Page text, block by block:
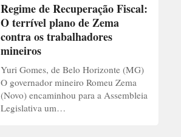
Regime de Recuperação Fiscal:
O terrível plano de Zema
contra os trabalhadores
mineiros
Yuri Gomes, de Belo Horizonte (MG)
O governador mineiro Romeu Zema
(Novo) encaminhou para a Assembleia
Legislativa um…